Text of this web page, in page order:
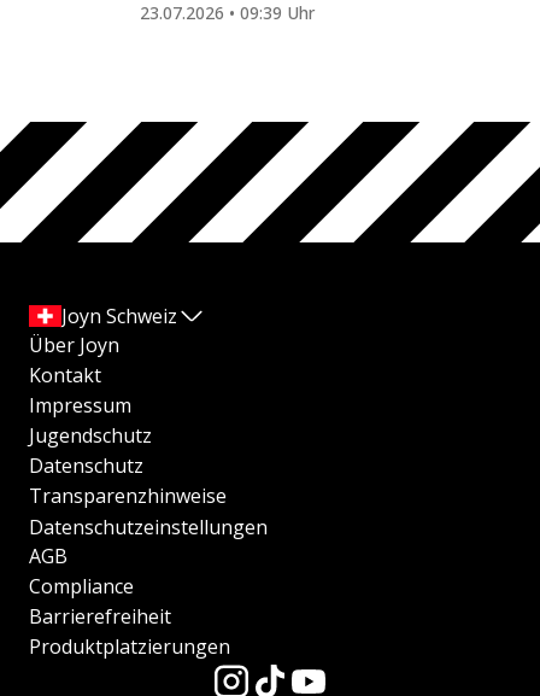
23.07.2026 • 09:39 Uhr
Joyn Schweiz
Über Joyn
Kontakt
Impressum
Jugendschutz
Datenschutz
Transparenzhinweise
Datenschutzeinstellungen
AGB
Compliance
Barrierefreiheit
Produktplatzierungen